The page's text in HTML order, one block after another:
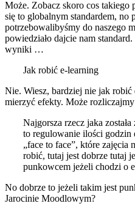
Może. Zobacz skoro cos takiego
się to globalnym standardem,
potrzebowalibyśmy do naszego
powiedziało dajcie nam
wyniki …
Jak robić e-learning
Nie. Wiesz, bardziej nie jak
mierzyć efekty. Może
Najgorsza rzecz jaka
to regulowanie ilości
„face to face”, które zajęcia
robić, tutaj jest dobrze tutaj
punkowcem jeżeli chodzi o
No dobrze to jeżeli takim jest
Jarocinie Moodlowym?